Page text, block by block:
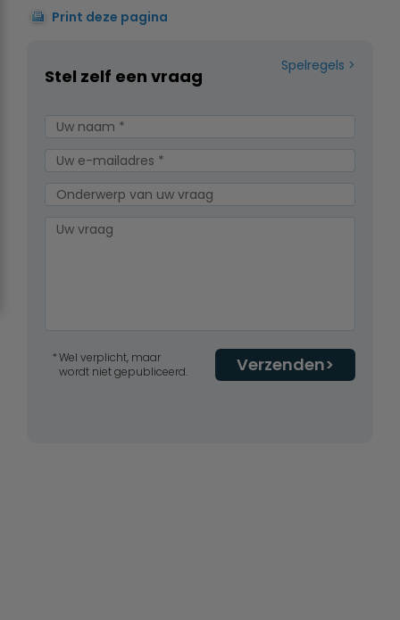
Print deze pagina
Spelregels
Stel zelf een vraag
Verzenden
Wel verplicht, maar
wordt niet gepubliceerd.